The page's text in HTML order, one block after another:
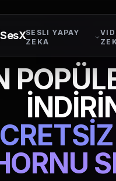
SesXSESLI YAPAY
ZEKA